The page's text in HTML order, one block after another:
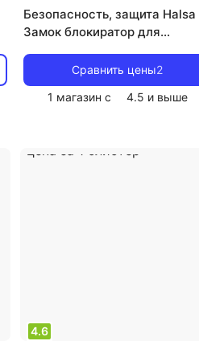
Безопасность, защита Halsa
Замок блокиратор для
шт., цена за 1 блистер
Сравнить цены2
1 магазин с
4.5 и выше
4.6